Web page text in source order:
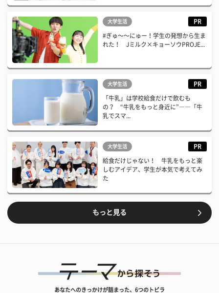
大学生活 PR
#ぎゅ〜〜にゅー！学生の発想から生ま
れた！ Jミルク×キョーソウPROJE...
大学生活 PR
「牛乳」は学校給食だけで飲むも
の？ “牛乳をもっと身近に”――「牛
乳でスマ...
大学生活 PR
給食だけじゃない！ 牛乳をもっと楽
しむアイデア、学生が本気で考えてみ
た
もっと見る
あなたへのきっかけが詰まった、6つのトビラ